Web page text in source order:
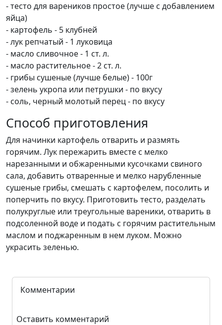
- тесто для вареников простое (лучше с добавлением
яйца)
- картофель - 5 клубней
- лук репчатый - 1 луковица
- масло сливочное - 1 ст. л.
- масло растительное - 2 ст. л.
- грибы сушеные (лучше белые) - 100г
- зелень укропа или петрушки - по вкусу
- соль, черный молотый перец - по вкусу
Способ приготовления
Для начинки картофель отварить и размять
горячим. Лук пережарить вместе с мелко
нарезанными и обжаренными кусочками свиного
сала, добавить отваренные и мелко нарубленные
сушеные грибы, смешать с картофелем, посолить и
поперчить по вкусу. Приготовить тесто, разделать
полукруглые или треугольные вареники, отварить в
подсоленной воде и подать с горячим растительным
маслом и поджаренным в нем луком. Можно
украсить зеленью.
Комментарии
Оставить комментарий